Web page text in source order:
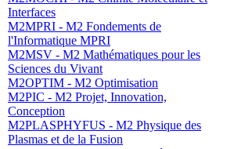
Interfaces
M2MPRI - M2 Fondements de
l'Informatique MPRI
M2MSV - M2 Mathématiques pour les
Sciences du Vivant
M2OPTIM - M2 Optimisation
M2PIC - M2 Projet, Innovation,
Conception
M2PLASPHYFUS - M2 Physique des
Plasmas et de la Fusion